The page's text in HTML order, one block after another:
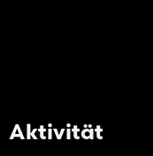
Aktivität